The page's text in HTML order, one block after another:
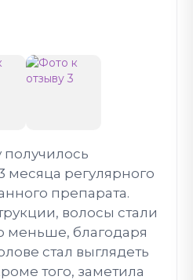
получилось
месяца регулярного
препарата.
волосы стали
меньше, благодаря
стал выглядеть
того, заметила